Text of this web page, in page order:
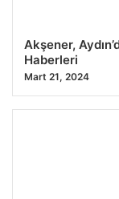
Akşener,
Haberleri
Mart 21, 2024